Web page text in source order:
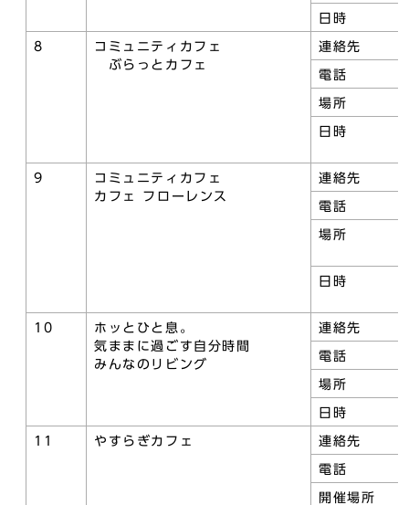
日時
8
コミュニティカフェ
ぶらっとカフェ
連絡先
電話
場所
日時
9
コミュニティカフェ
カフェ フローレンス
連絡先
電話
場所
日時
10
ホッとひと息。
気ままに過ごす自分時間
みんなのリビング
連絡先
電話
場所
日時
11 やすらぎカフェ 連絡先
電話
開催場所